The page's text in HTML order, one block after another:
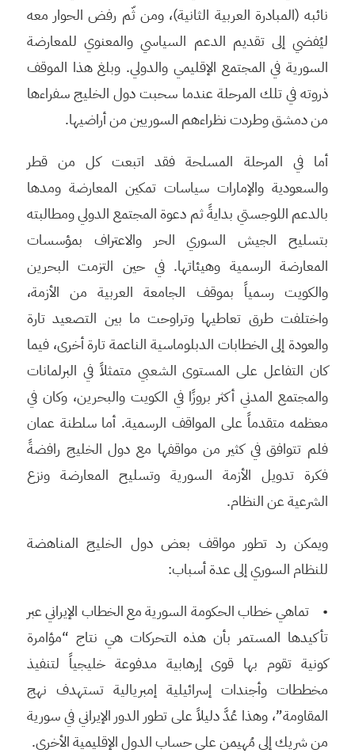
نائبه (المبادرة العربية الثانية)، ومن ثّم رفض الحوار معه
ليُفضي إلى تقديم الدعم السياسي والمعنوي للمعارضة
السورية في المجتمع الإقليمي والدولي. وبلغ هذا الموقف
ذروته في تلك المرحلة عندما سحبت دول الخليج سفراءها
من دمشق وطردت نظراءهم السوريين من أراضيها.
أما في المرحلة المسلحة فقد اتبعت كل من قطر
والسعودية والإمارات سياسات تمكين المعارضة ومدها
بالدعم اللوجستي بدايةً ثم دعوة المجتمع الدولي ومطالبته
بتسليح الجيش السوري الحر والاعتراف بمؤسسات
المعارضة الرسمية وهيئاتها. في حين التزمت البحرين
والكويت رسمياً بموقف الجامعة العربية من الأزمة،
واختلفت طرق تعاطيها وتراوحت ما بين التصعيد تارة
والعودة إلى الخطابات الدبلوماسية الناعمة تارة أخرى، فيما
كان التفاعل على المستوى الشعبي متمثلاً في البرلمانات
والمجتمع المدني أكثر بروزًا في الكويت والبحرين، وكان في
معظمه متقدماً على المواقف الرسمية. أما سلطنة عمان
فلم تتوافق في كثير من مواقفها مع دول الخليج رافضةً
فكرة تدويل الأزمة السورية وتسليح المعارضة ونزع
الشرعية عن النظام.
ويمكن رد تطور مواقف بعض دول الخليج المناهضة
للنظام السوري إلى عدة أسباب:
• تماهي خطاب الحكومة السورية مع الخطاب الإيراني عبر
تأكيدها المستمر بأن هذه التحركات هي نتاج “مؤامرة
كونية تقوم بها قوى إرهابية مدفوعة خليجياً لتنفيذ
مخططات وأجندات إسرائيلية إمبريالية تستهدف نهج
المقاومة”، وهذا عُدَّ دليلاً على تطور الدور الإيراني في سورية
من شريك إلى مُهيمن على حساب الدول الإقليمية الأخرى.